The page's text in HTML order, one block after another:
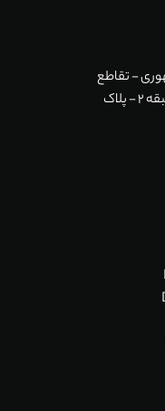
- تقاطع
خیابان شیخ هادی - پاساژ علاالدین 2 - طبقه 2 - پلاک